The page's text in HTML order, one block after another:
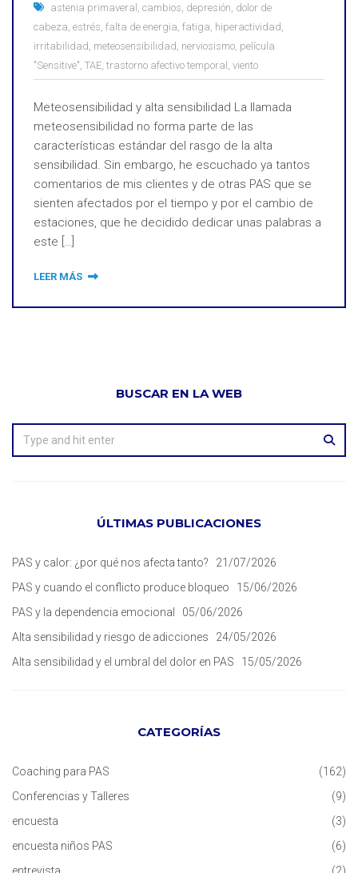
astenia primaveral cambios depresión dolor de
cabeza estrés falta de energia fatiga hiperactividad
irritabilidad meteosensibilidad nerviosismo película
"Sensitive" TAE trastorno afectivo temporal viento
Meteosensibilidad y alta sensibilidad La llamada
meteosensibilidad no forma parte de las
características estándar del rasgo de la alta
sensibilidad. Sin embargo, he escuchado ya tantos
comentarios de mis clientes y de otras PAS que se
sienten afectados por el tiempo y por el cambio de
estaciones, que he decidido dedicar unas palabras a
este […]
LEER MÁS
BUSCAR EN LA WEB
ÚLTIMAS PUBLICACIONES
PAS y calor: ¿por qué nos afecta tanto?
21/07/2026
PAS y cuando el conflicto produce bloqueo
15/06/2026
PAS y la dependencia emocional
05/06/2026
Alta sensibilidad y riesgo de adicciones
24/05/2026
Alta sensibilidad y el umbral del dolor en PAS
15/05/2026
CATEGORÍAS
Coaching para PAS
(162)
Conferencias y Talleres
(9)
encuesta
(3)
encuesta niños PAS
(6)
entrevista
(2)